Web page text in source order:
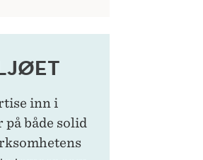
inn i
både solid